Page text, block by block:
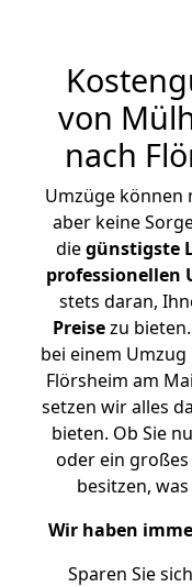
von
nach
Umzüge können
aber keine
diegünstigste
professionellen
stets daran,
Preisezu
bei einem
Flörsheim am
setzen wir alles
bieten. Ob Sie
oder ein
besitzen,
Wir haben
Sparen Sie